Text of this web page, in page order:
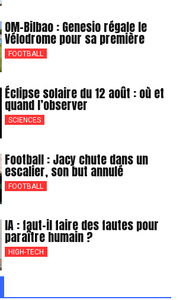
OM-Bilbao : Genesio régale le
Vélodrome pour sa première
FOOTBALL
Éclipse solaire du 12 août : où et
quand l’observer
SCIENCES
Football : Jacy chute dans un
escalier, son but annulé
FOOTBALL
IA : faut-il faire des fautes pour
paraître humain ?
HIGH-TECH